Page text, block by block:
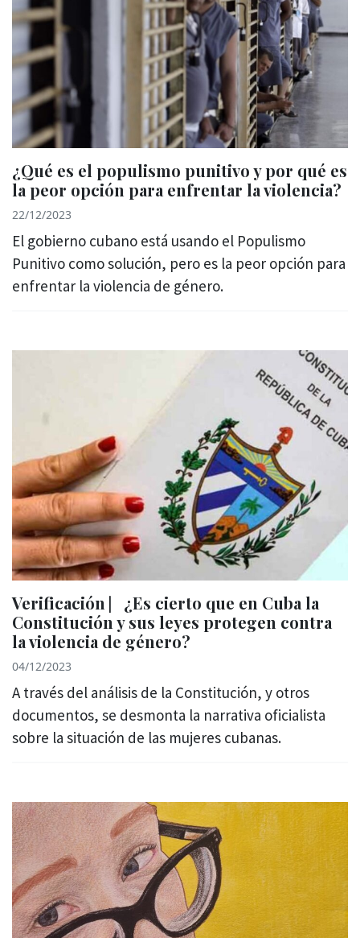
¿Qué es el populismo punitivo y por qué es
la peor opción para enfrentar la violencia?
22/12/2023
El gobierno cubano está usando el Populismo
Punitivo como solución, pero es la peor opción para
enfrentar la violencia de género.
Verificación ⎸¿Es cierto que en Cuba la
Constitución y sus leyes protegen contra
la violencia de género?
04/12/2023
A través del análisis de la Constitución, y otros
documentos, se desmonta la narrativa oficialista
sobre la situación de las mujeres cubanas.